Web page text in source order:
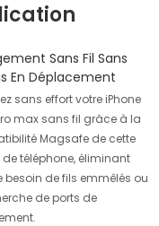
Sans Fil Sans
En Déplacement
sans effort votre iPhone
max sans fil grâce à la
Magsafe de cette
téléphone, éliminant
besoin de fils emmêlés ou
de ports de